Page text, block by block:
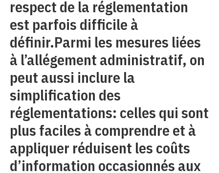
respect de la réglementation
est parfois difficile à
définir.Parmi les mesures liées
à l’allégement administratif, on
peut aussi inclure la
simplification des
réglementations: celles qui sont
plus faciles à comprendre et à
appliquer réduisent les coûts
d’information occasionnés aux